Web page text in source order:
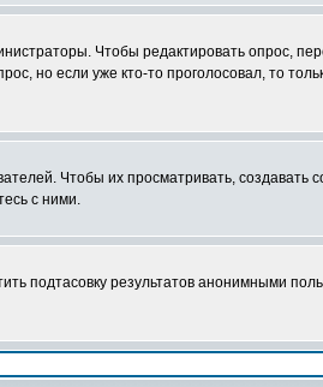
Чтобы редактировать опрос,
но если уже кто-то проголосовал, то
Чтобы их просматривать,
с ними.
подтасовку результатов анонимными